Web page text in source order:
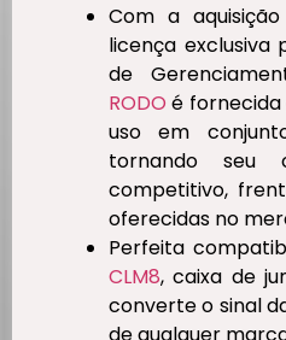
Com a
licença exclusiva
de
RODO é
uso em
tornando seu
competitivo,
oferecidas no
Perfeita
CLM8, caixa de
converte o sinal
de qualquer